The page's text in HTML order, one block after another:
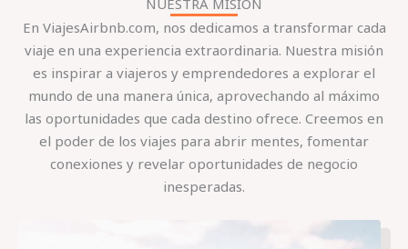
NUESTRA MISIÓN
En ViajesAirbnb.com, nos dedicamos a transformar cada
viaje en una experiencia extraordinaria. Nuestra misión
es inspirar a viajeros y emprendedores a explorar el
mundo de una manera única, aprovechando al máximo
las oportunidades que cada destino ofrece. Creemos en
el poder de los viajes para abrir mentes, fomentar
conexiones y revelar oportunidades de negocio
inesperadas.